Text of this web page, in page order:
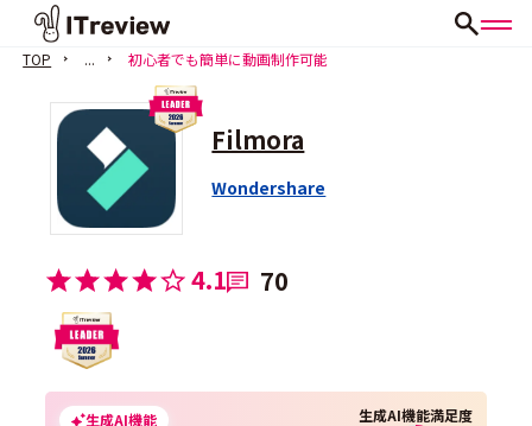
TOP ... 初心者でも簡単に動画制作可能
Filmora
Wondershare
4.1 70
生成AI機能
生成AI機能満足度